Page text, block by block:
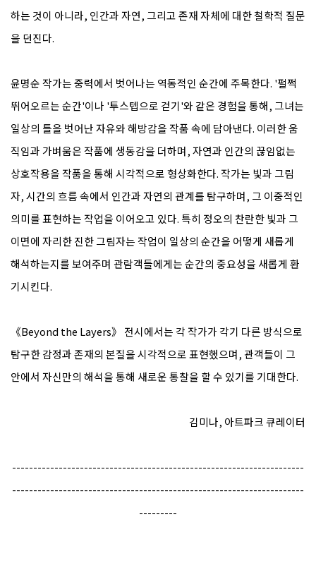
하는 것이 아니라, 인간과 자연, 그리고 존재 자체에 대한 철학적 질문
을 던진다.
윤명순 작가는 중력에서 벗어나는 역동적인 순간에 주목한다. '펄쩍
뛰어오르는 순간'이나 '투스텝으로 걷기'와 같은 경험을 통해, 그녀는
일상의 틀을 벗어난 자유와 해방감을 작품 속에 담아낸다. 이러한 움
직임과 가벼움은 작품에 생동감을 더하며, 자연과 인간의 끊임없는
상호작용을 작품을 통해 시각적으로 형상화한다. 작가는 빛과 그림
자, 시간의 흐름 속에서 인간과 자연의 관계를 탐구하며, 그 이중적인
의미를 표현하는 작업을 이어오고 있다. 특히 정오의 찬란한 빛과 그
이면에 자리한 진한 그림자는 작업이 일상의 순간을 어떻게 새롭게
해석하는지를 보여주며 관람객들에게는 순간의 중요성을 새롭게 환
기시킨다.
《Beyond the Layers》 전시에서는 각 작가가 각기 다른 방식으로
탐구한 감정과 존재의 본질을 시각적으로 표현했으며, 관객들이 그
안에서 자신만의 해석을 통해 새로운 통찰을 할 수 있기를 기대한다.
김미나, 아트파크 큐레이터
---------------------------------------------------------------------
---------------------------------------------------------------------
---------